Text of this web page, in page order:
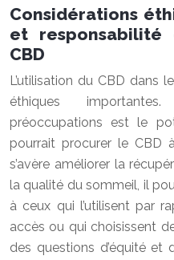
Considérations
et responsabilité
CBD
L’utilisation du CBD dans
éthiques
préoccupations est le
pourrait procurer le CBD
s’avère améliorer la
la qualité du sommeil, il
à ceux qui l’utilisent par
accès ou qui choisissent
des questions d’équité et